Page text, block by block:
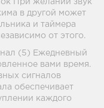
При желании звук
в другой может
и таймера
от этого.
(5) Ежедневный
вами время.
сигналов
обеспечивает
каждого